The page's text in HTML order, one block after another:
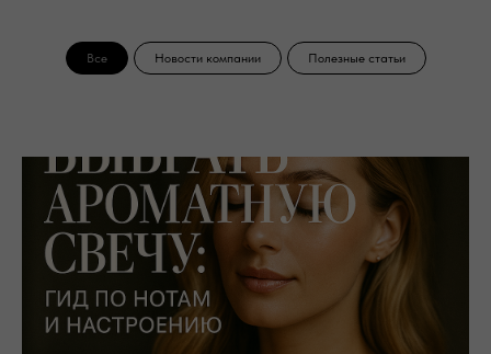
Все Новости компании Полезные статьи